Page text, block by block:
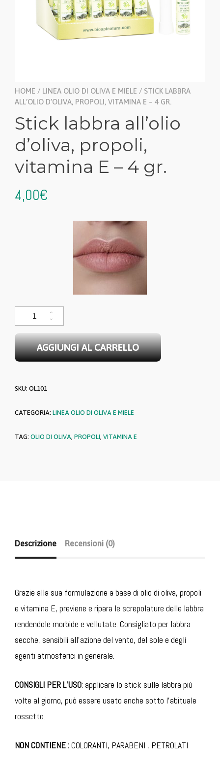
HOME / LINEA OLIO DI OLIVA E MIELE / STICK LABBRA
ALL’OLIO D’OLIVA, PROPOLI, VITAMINA E – 4 GR.
Stick labbra all’olio
d’oliva, propoli,
vitamina E – 4 gr.
4,00€
AGGIUNGI AL CARRELLO
SKU: OL101
CATEGORIA: LINEA OLIO DI OLIVA E MIELE
TAG: OLIO DI OLIVA PROPOLI VITAMINA E
Descrizione Recensioni (0)
Grazie alla sua formulazione a base di olio di oliva, propoli
e vitamina E, previene e ripara le screpolature delle labbra
rendendole morbide e vellutate. Consigliato per labbra
secche, sensibili all’azione del vento, del sole e degli
agenti atmosferici in generale.
CONSIGLI PER L’USO: applicare lo stick sulle labbra più
volte al giorno, può essere usato anche sotto l’abituale
rossetto.
NON CONTIENE :COLORANTI, PARABENI , PETROLATI